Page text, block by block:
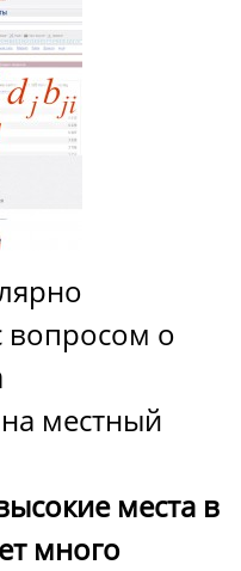
о
местный
места в
много